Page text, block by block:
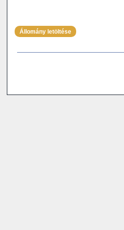
Állomány letöltése